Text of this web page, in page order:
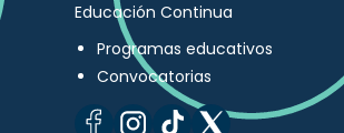
Educación Continua
Programas educativos
Convocatorias